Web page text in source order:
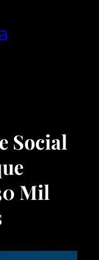
Social
Mil